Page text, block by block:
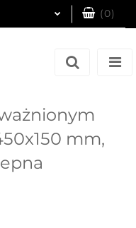
(0)
mm,